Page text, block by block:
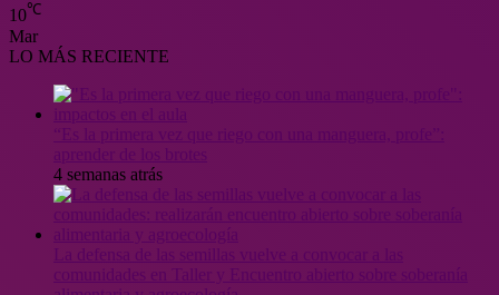
10℃
Mar
LO MÁS RECIENTE
4 semanas atrás